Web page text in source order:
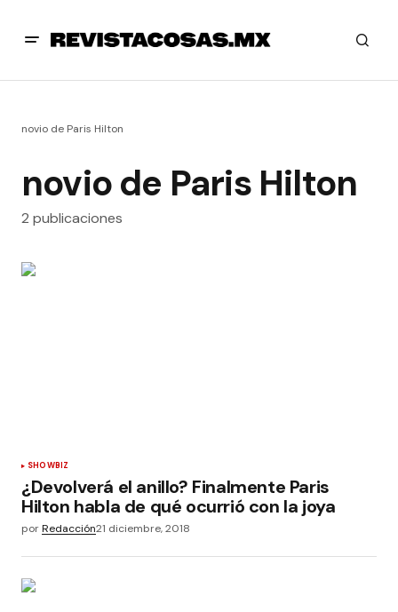
novio de Paris Hilton
novio de Paris Hilton
2 publicaciones
SHOWBIZ
¿Devolverá el anillo? Finalmente Paris
Hilton habla de qué ocurrió con la joya
porRedacción21 diciembre, 2018